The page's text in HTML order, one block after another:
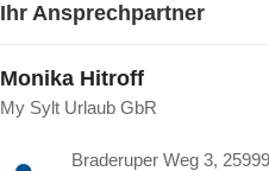
Ihr Ansprechpartner
Monika Hitroff
My Sylt Urlaub GbR
Braderuper Weg 3, 25999